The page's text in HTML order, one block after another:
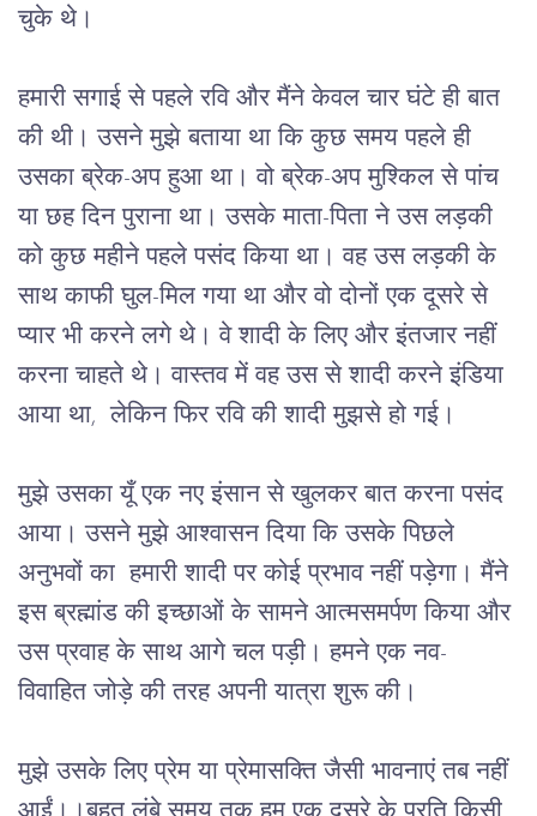
चुके थे।
हमारी सगाई से पहले रवि और मैंने केवल चार घंटे ही बात
की थी। उसने मुझे बताया था कि कुछ समय पहले ही
उसका ब्रेक-अप हुआ था। वो ब्रेक-अप मुश्किल से पांच
या छह दिन पुराना था। उसके माता-पिता ने उस लड़की
को कुछ महीने पहले पसंद किया था। वह उस लड़की के
साथ काफी घुल-मिल गया था और वो दोनों एक दूसरे से
प्यार भी करने लगे थे। वे शादी के लिए और इंतजार नहीं
करना चाहते थे। वास्तव में वह उस से शादी करने इंडिया
आया था, लेकिन फिर रवि की शादी मुझसे हो गई।
मुझे उसका यूँ एक नए इंसान से खुलकर बात करना पसंद
आया। उसने मुझे आश्वासन दिया कि उसके पिछले
अनुभवों का हमारी शादी पर कोई प्रभाव नहीं पड़ेगा। मैंने
इस ब्रह्मांड की इच्छाओं के सामने आत्मसमर्पण किया और
उस प्रवाह के साथ आगे चल पड़ी। हमने एक नव-
विवाहित जोड़े की तरह अपनी यात्रा शुरू की।
मुझे उसके लिए प्रेम या प्रेमासक्ति जैसी भावनाएं तब नहीं